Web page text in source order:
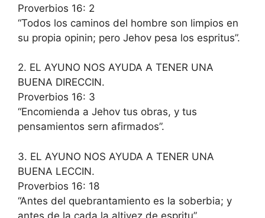
Proverbios 16: 2
“Todos los caminos del hombre son limpios en
su propia opinin; pero Jehov pesa los espritus”.
2. EL AYUNO NOS AYUDA A TENER UNA
BUENA DIRECCIN.
Proverbios 16: 3
“Encomienda a Jehov tus obras, y tus
pensamientos sern afirmados”.
3. EL AYUNO NOS AYUDA A TENER UNA
BUENA LECCIN.
Proverbios 16: 18
“Antes del quebrantamiento es la soberbia; y
antes de la cada la altivez de espritu”.